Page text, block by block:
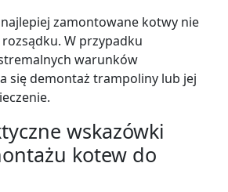
zamontowane kotwy nie
W przypadku
warunków
się demontaż trampoliny lub jej
wskazówki
kotew do